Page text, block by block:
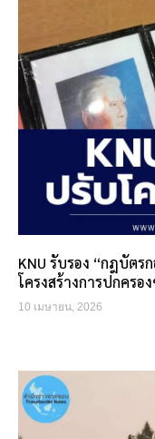
KNU รับรอง “กฎบัตร
โครงสร้างการปกครอ
10 เมษายน, 2026